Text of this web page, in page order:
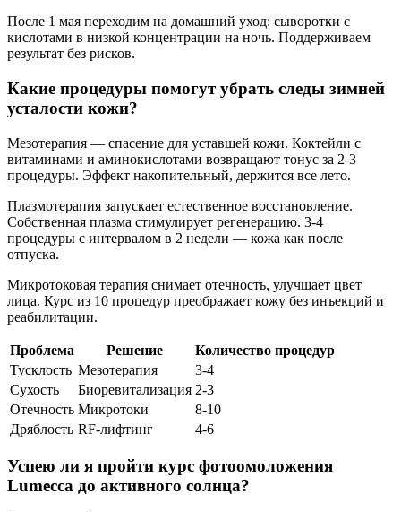
После 1 мая переходим на домашний уход: сыворотки с
кислотами в низкой концентрации на ночь. Поддерживаем
результат без рисков.
Какие процедуры помогут убрать следы зимней
усталости кожи?
Мезотерапия — спасение для уставшей кожи. Коктейли с
витаминами и аминокислотами возвращают тонус за 2-3
процедуры. Эффект накопительный, держится все лето.
Плазмотерапия запускает естественное восстановление.
Собственная плазма стимулирует регенерацию. 3-4
процедуры с интервалом в 2 недели — кожа как после
отпуска.
Микротоковая терапия снимает отечность, улучшает цвет
лица. Курс из 10 процедур преображает кожу без инъекций и
реабилитации.
Проблема Решение
Количество процедур
Тусклость Мезотерапия
3-4
Сухость
Биоревитализация 2-3
Отечность Микротоки
8-10
Дряблость RF-лифтинг 4-6
Успею ли я пройти курс фотоомоложения
Lumecca до активного солнца?